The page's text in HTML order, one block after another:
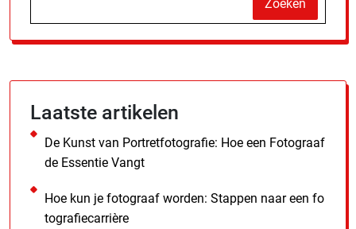
Zoeken
Laatste artikelen
De Kunst van Portretfotografie: Hoe een Fotograaf
de Essentie Vangt
Hoe kun je fotograaf worden: Stappen naar een fo
tografiecarrière